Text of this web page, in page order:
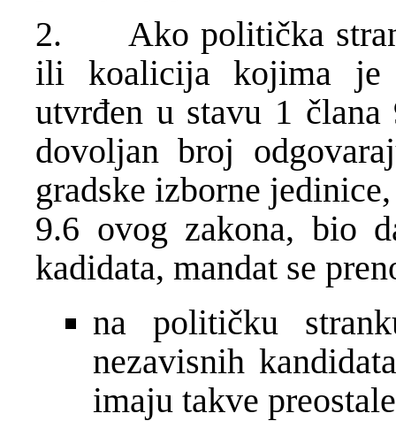
2. Ako politička
ili koalicija kojima je
utvrđen u stavu 1 člana
dovoljan broj
gradske izborne
9.6 ovog zakona, bio
kadidata, mandat se
na političku
nezavisnih
imaju takve